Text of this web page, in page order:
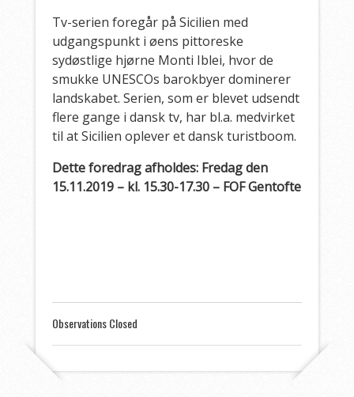
Tv-serien foregår på Sicilien med
udgangspunkt i øens pittoreske
sydøstlige hjørne Monti Iblei, hvor de
smukke UNESCOs barokbyer dominerer
landskabet. Serien, som er blevet udsendt
flere gange i dansk tv, har bl.a. medvirket
til at Sicilien oplever et dansk turistboom.
Dette foredrag afholdes: Fredag den
15.11.2019 – kl. 15.30-17.30 – FOF Gentofte
Observations Closed